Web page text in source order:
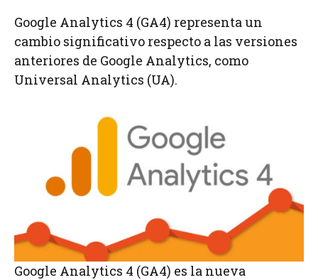
Google Analytics 4 (GA4) representa un
cambio significativo respecto a las versiones
anteriores de Google Analytics, como
Universal Analytics (UA).
Google Analytics 4 (GA4) es la nueva